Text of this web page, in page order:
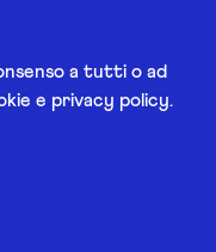
a tutti o ad
e privacy policy.